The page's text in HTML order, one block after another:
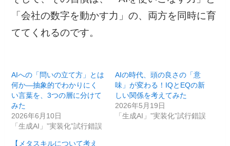
「会社の数字を動かす力」の、両方を同時に育
ててくれるのです。
AIへの「問いの立て方」とは
何か—抽象的でわかりにく
い言葉を、3つの層に分けて
みた
2026年6月10日
「生成AI」”実装化”試行錯誤
AIの時代、頭の良さの「意
味」が変わる！IQとEQの新
しい関係を考えてみた
2026年5月19日
「生成AI」”実装化”試行錯誤
【メタスキルについて考え